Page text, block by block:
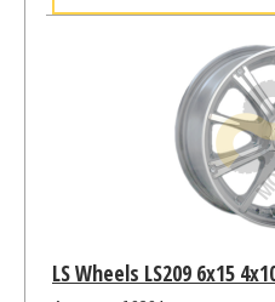
LS Wheels LS209 6x15